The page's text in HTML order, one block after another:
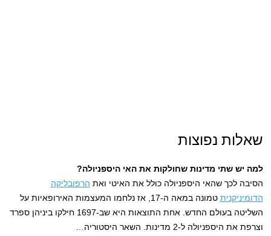
שאלות נפוצות
למה יש שתי מדינות שחולקות את האי היספניולה?
הסיבה לכך שהאי היספניולה כולל את האיטי ואת הרפובליקה
הדומיניקנית
טמונה במאה ה-17, אז נלחמו המעצמות האירופאיות על
השליטה בעולם החדש. אחת התוצאות היא שב-1697 חילקו ביניהן ספרד
וצרפת את היספניולה ל-2 מדינות. השאר היסטוריה…